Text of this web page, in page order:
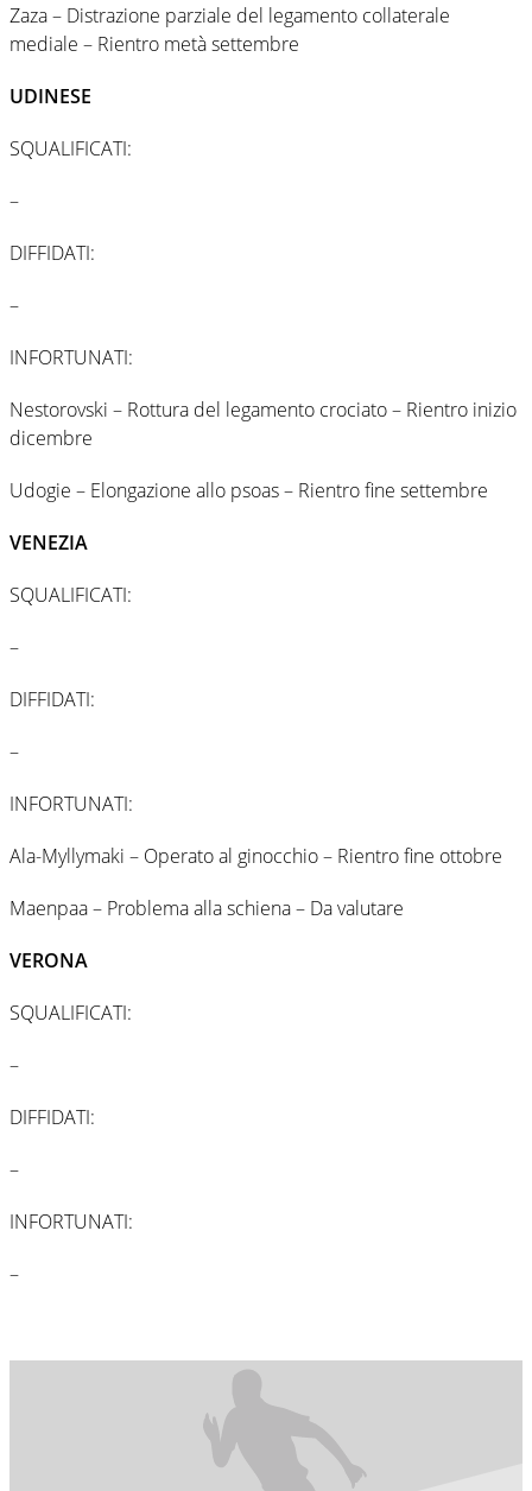
Zaza – Distrazione parziale del legamento collaterale
mediale – Rientro metà settembre
UDINESE
SQUALIFICATI:
–
DIFFIDATI:
–
INFORTUNATI:
Nestorovski – Rottura del legamento crociato – Rientro inizio
dicembre
Udogie – Elongazione allo psoas – Rientro fine settembre
VENEZIA
SQUALIFICATI:
–
DIFFIDATI:
–
INFORTUNATI:
Ala-Myllymaki – Operato al ginocchio – Rientro fine ottobre
Maenpaa – Problema alla schiena – Da valutare
VERONA
SQUALIFICATI:
–
DIFFIDATI:
–
INFORTUNATI:
–